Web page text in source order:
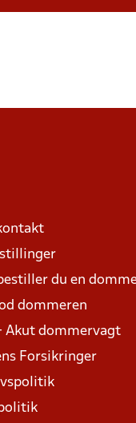
stillinger
du en
dommeren
Akut dommervagt
Forsikringer